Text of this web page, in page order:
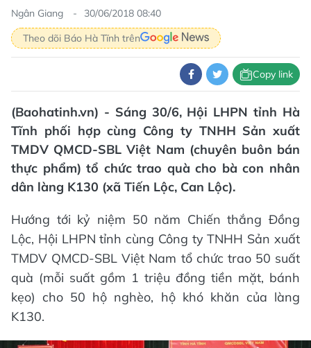
Ngân Giang
30/06/2018 08:40
Theo dõi Báo Hà Tĩnh trên
Copy link
(Baohatinh.vn) - Sáng 30/6, Hội LHPN tỉnh Hà
Tĩnh phối hợp cùng Công ty TNHH Sản xuất
TMDV QMCD-SBL Việt Nam (chuyên buôn bán
thực phẩm) tổ chức trao quà cho bà con nhân
dân làng K130 (xã Tiến Lộc, Can Lộc).
Hướng tới kỷ niệm 50 năm Chiến thắng Đồng
Lộc, Hội LHPN tỉnh cùng Công ty TNHH Sản xuất
TMDV QMCD-SBL Việt Nam tổ chức trao 50 suất
quà (mỗi suất gồm 1 triệu đồng tiền mặt, bánh
kẹo) cho 50 hộ nghèo, hộ khó khăn của làng
K130.